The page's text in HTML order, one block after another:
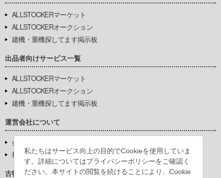
私たちはサービス向上の目的でCookieを使用していま
す。詳細についてはプライバシーポリシーをご確認く
ださい。本サイトの閲覧を続けることにより、Cookie
ALLSTOCKERマーケット
ALLSTOCKERオークション
建機・重機探してます掲示板
出品者向けサービス一覧
ALLSTOCKERマーケット
ALLSTOCKERオークション
建機・重機探してます掲示板
運営会社について
会社基本情報
株式会社豊環境開発
古物営業法に基づく表示